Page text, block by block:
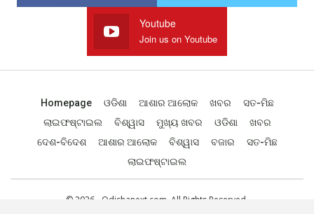
Youtube
Join us on Youtube
Homepage ଓଡିଶା ଆଶାର ଆଲୋକ ଖବର
ସତ-ମିଛ
ଲାଇଫଷ୍ଟାଇଲ
ବିଶ୍ୱାସ ମୁଖ୍ୟ ଖବର ଓଡିଶା
ଖବର
ଦେଶ-ବିଦେଶ
ଆଶାର ଆଲୋକ ବିଶ୍ୱାସ ବଜାର
ସତ-ମିଛ
ଲାଇଫଷ୍ଟାଇଲ
© 2026 - Odishanext.com. All Rights Reserved.